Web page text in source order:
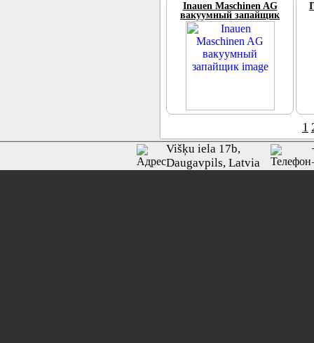
Inauen Maschinen AG
вакуумный запайщик
1
Višķu iela 17b,
Daugavpils, Latvia